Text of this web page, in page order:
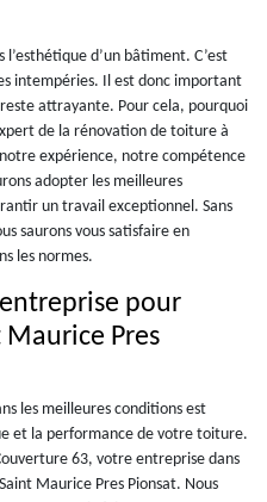
d’un bâtiment. C’est
intempéries. Il est donc important
attrayante. Pour cela, pourquoi
de la rénovation de toiture à
expérience, notre compétence
adopter les meilleures
un travail exceptionnel. Sans
saurons vous satisfaire en
les normes.
pour
Pres
les meilleures conditions est
et la performance de votre toiture.
63, votre entreprise dans
Maurice Pres Pionsat. Nous